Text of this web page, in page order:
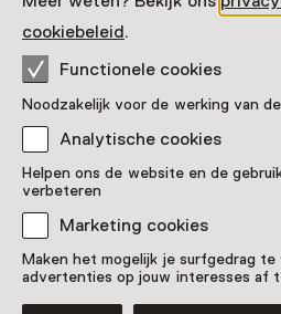
cookiebeleid.
Functionele cookies
Noodzakelijk voor de werking van
Analytische cookies
Helpen ons de website en de
verbeteren
Marketing cookies
Maken het mogelijk je surfgedrag
advertenties op jouw interesses af
Zien & doen in
Delft Museum